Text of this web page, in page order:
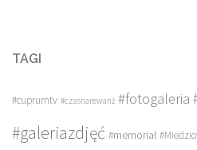
TAGI
#cuprumtv #czasnarewanż #fotogaleria
#galeriazdjęć #memoriał